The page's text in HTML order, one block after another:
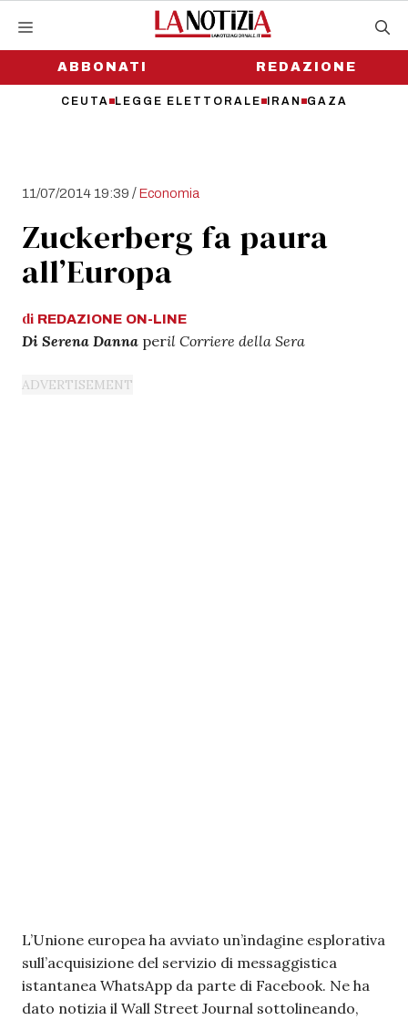
contenutoABBONATI
CEUTA LEGGE ELETTORALE IRAN GAZA
REDAZIONE
11/07/2014 19:39 /Economia
Zuckerberg fa paura
all’Europa
di REDAZIONE ON-LINE
Di Serena Danna peril Corriere della Sera
L’Unione europea ha avviato un’indagine esplorativa
sull’acquisizione del servizio di messaggistica
istantanea WhatsApp da parte di Facebook. Ne ha
dato notizia il Wall Street Journal sottolineando,